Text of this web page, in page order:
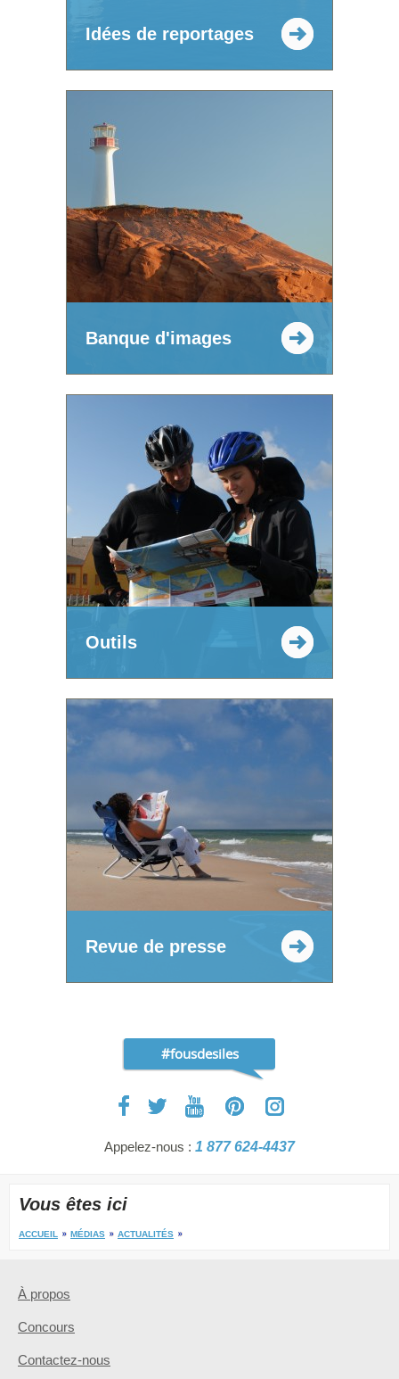
Idées de reportages
Banque d'images
Outils
Revue de presse
#fousdesiles
Appelez-nous : 1 877 624-4437
Vous êtes ici
ACCUEIL MÉDIAS ACTUALITÉS
À propos
Concours
Contactez-nous